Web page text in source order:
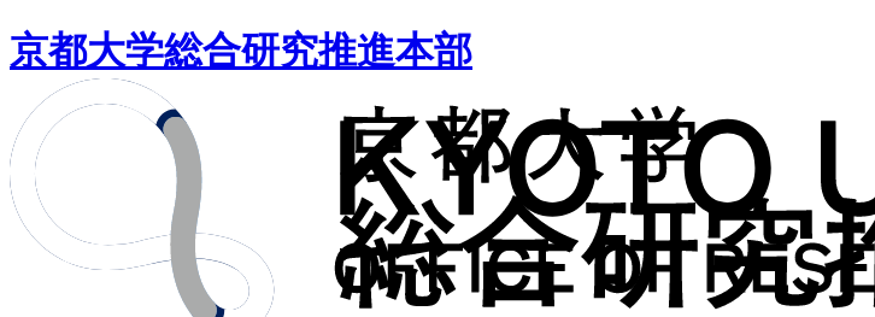
京都大学総合研究推進本部